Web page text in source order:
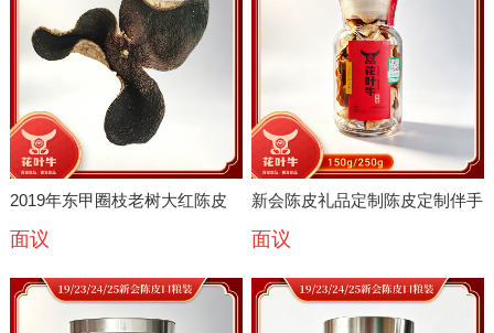
2019年东甲圈枝老树大红陈皮
面议
新会陈皮礼品定制陈皮定制伴手
礼品花叶牛礼品礼品陈皮
面议